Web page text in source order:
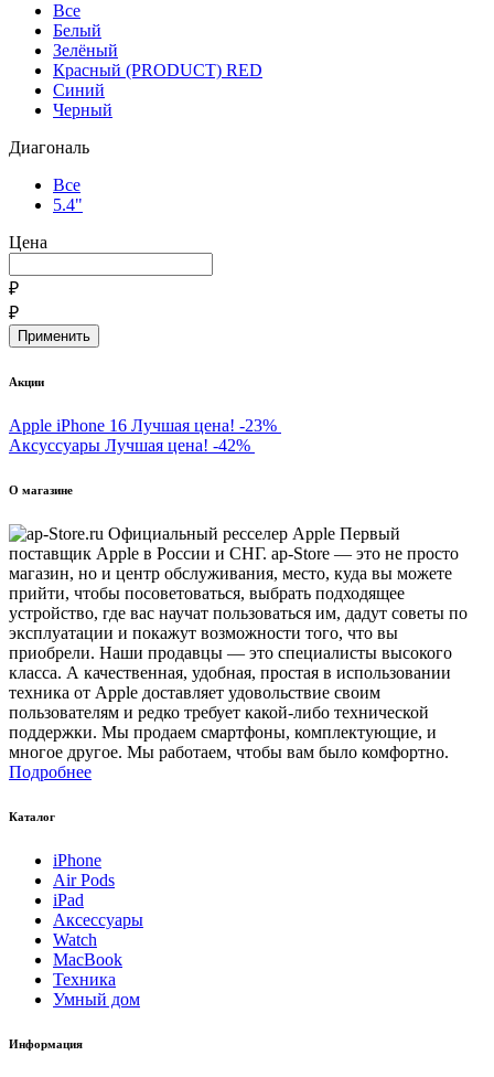
Все
Белый
Зелёный
Красный (PRODUCT) RED
Синий
Черный
Диагональ
Все
5.4"
Цена
₽
₽
Акции
Apple iPhone 16 Лучшая цена! -23%
Аксуссуары Лучшая цена! -42%
О магазине
Первый
поставщик Apple в России и СНГ. ap-Store — это не просто
магазин, но и центр обслуживания, место, куда вы можете
прийти, чтобы посоветоваться, выбрать подходящее
устройство, где вас научат пользоваться им, дадут советы по
эксплуатации и покажут возможности того, что вы
приобрели. Наши продавцы — это специалисты высокого
класса. А качественная, удобная, простая в использовании
техника от Apple доставляет удовольствие своим
пользователям и редко требует какой-либо технической
поддержки. Мы продаем смартфоны, комплектующие, и
многое другое. Мы работаем, чтобы вам было комфортно.
Подробнее
Каталог
iPhone
Air Pods
iPad
Аксессуары
Watch
MacBook
Техника
Умный дом
Информация